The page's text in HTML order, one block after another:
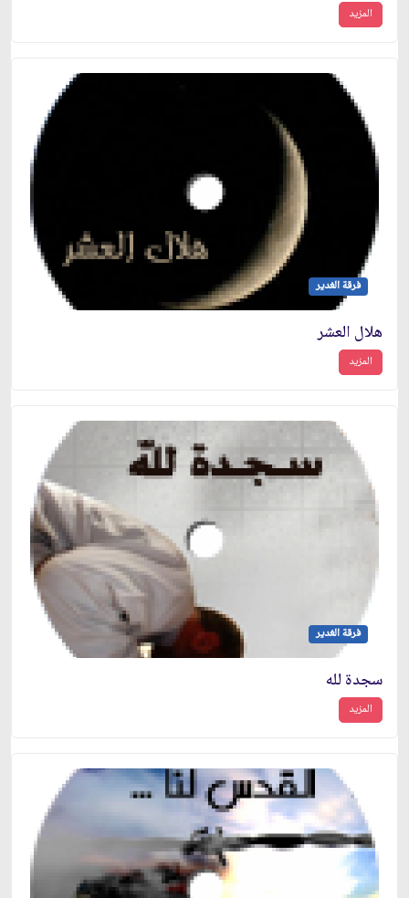
المزيد
فرقة الغدير
هلال العشر
المزيد
فرقة الغدير
سجدة لله
المزيد